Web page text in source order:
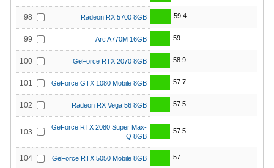
98 Radeon RX 5700 8GB 59.4
99 Arc A770M 16GB 59
100 GeForce RTX 2070 8GB 58.9
101 GeForce GTX 1080 Mobile 8GB 57.7
102 Radeon RX Vega 56 8GB 57.5
103
GeForce RTX 2080 Super Max-
Q 8GB
57.5
104 GeForce RTX 5050 Mobile 8GB 57